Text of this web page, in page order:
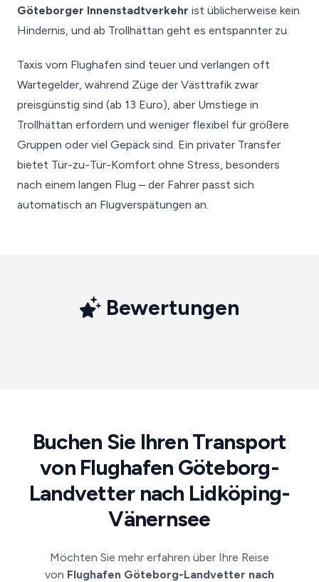
Göteborger Innenstadtverkehr ist üblicherweise kein
Hindernis, und ab Trollhättan geht es entspannter zu.
Taxis vom Flughafen sind teuer und verlangen oft
Wartegelder, während Züge der Västtrafik zwar
preisgünstig sind (ab 13 Euro), aber Umstiege in
Trollhättan erfordern und weniger flexibel für größere
Gruppen oder viel Gepäck sind. Ein privater Transfer
bietet Tür-zu-Tür-Komfort ohne Stress, besonders
nach einem langen Flug – der Fahrer passt sich
automatisch an Flugverspätungen an.
Bewertungen
Buchen Sie Ihren Transport
von Flughafen Göteborg-
Landvetter nach Lidköping-
Vänernsee
Möchten Sie mehr erfahren über Ihre Reise
von Flughafen Göteborg-Landvetter nach